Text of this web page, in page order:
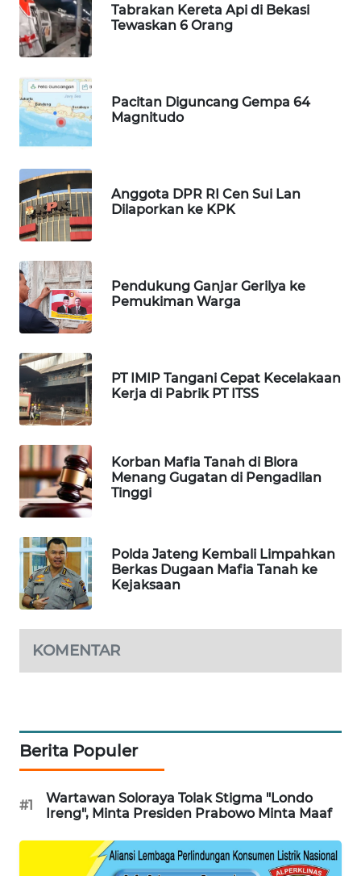
Tabrakan Kereta Api di Bekasi
Tewaskan 6 Orang
Pacitan Diguncang Gempa 64
Magnitudo
Anggota DPR RI Cen Sui Lan
Dilaporkan ke KPK
Pendukung Ganjar Gerilya ke
Pemukiman Warga
PT IMIP Tangani Cepat Kecelakaan
Kerja di Pabrik PT ITSS
Korban Mafia Tanah di Blora
Menang Gugatan di Pengadilan
Tinggi
Polda Jateng Kembali Limpahkan
Berkas Dugaan Mafia Tanah ke
Kejaksaan
KOMENTAR
Berita Populer
#1
Wartawan Soloraya Tolak Stigma "Londo
Ireng", Minta Presiden Prabowo Minta Maaf
TAMBANG
NEWS
NEWS
SIDIKALANG
NEWS
SIBARAGAS
NEWS
SIANTAR
NEWS
METRO
NEWS
METRO
JAKARTA
KRT
NEWS
KARING
NEWS
JURNAL
MARITIM
HUMBANG
NEWS
NEWS
FISUELRI
ID